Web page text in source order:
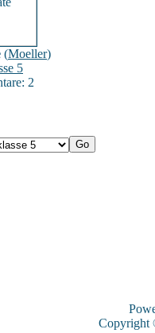
(Moeller)
5
2
Copyright